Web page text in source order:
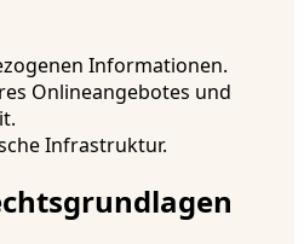
Informationen.
Onlineangebotes und
Infrastruktur.